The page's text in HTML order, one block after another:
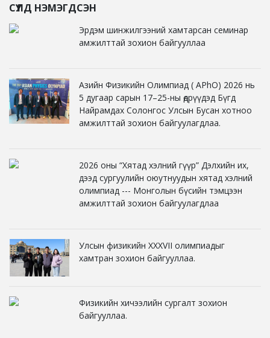
СҮҮЛД НЭМЭГДСЭН
Эрдэм шинжилгээний хамтарсан семинар
амжилттай зохион байгууллаа
Азийн Физикийн Олимпиад ( APhO) 2026 нь
5 дугаар сарын 17–25-ны өдрүүдэд Бүгд
Найрамдах Солонгос Улсын Бусан хотноо
амжилттай зохион байгуулагдлаа.
2026 оны “Хятад хэлний гүүр” Дэлхийн их,
дээд сургуулийн оюутнуудын хятад хэлний
олимпиад --- Монголын бүсийн тэмцээн
амжилттай зохион байгуулагдлаа
Улсын физикийн XXXVII олимпиадыг
хамтран зохион байгууллаа.
Физикийн хичээлийн сургалт зохион
байгууллаа.